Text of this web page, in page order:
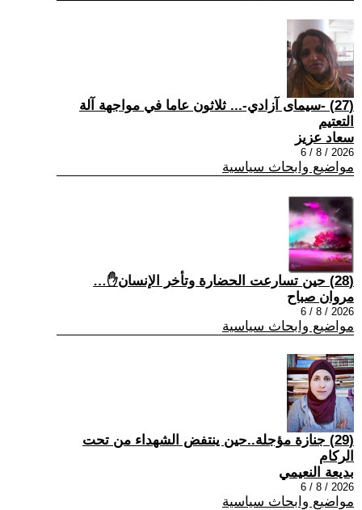
(27) -سيمای آزادي-... ثلاثون عاما في مواجهة آلة
التعتيم
سعاد عزيز
2026 / 8 / 6
مواضيع وابحاث سياسية
(28) حين تسارعت الحضارة وتأخر الإنسان✋…
مروان صباح
2026 / 8 / 6
مواضيع وابحاث سياسية
(29) جنازة مؤجلة..حين ينتفض الشهداء من تحت
الركام
بديعة النعيمي
2026 / 8 / 6
مواضيع وابحاث سياسية